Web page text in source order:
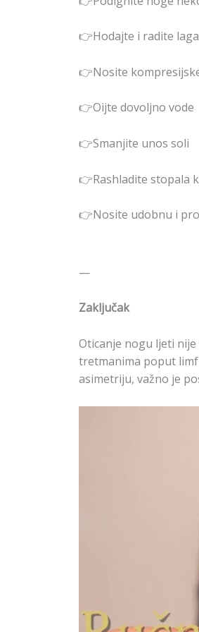
👉Hodajte i radite
👉Nosite
👉Oijte dovoljno vode
👉Smanjite unos soli
👉Rashladite stopala
👉Nosite udobnu i
—
Zaključak
Oticanje nogu ljeti
tretmanima poput
asimetriju, važno je